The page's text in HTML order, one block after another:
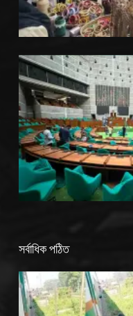
সর্বাধিক পঠিত